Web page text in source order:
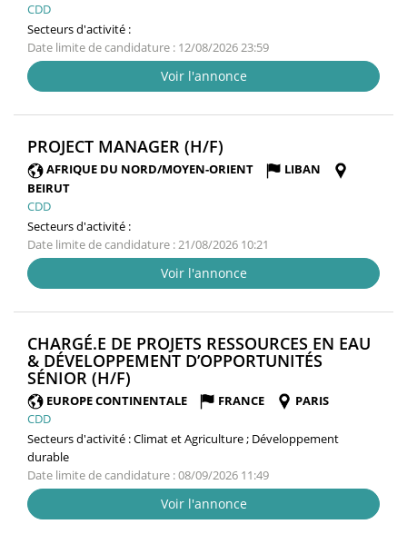
CDD
Secteurs d'activité :
Date limite de candidature : 12/08/2026 23:59
Voir l'annonce
PROJECT MANAGER (H/F)
FENÊTRE)
AFRIQUE DU NORD/MOYEN-ORIENT
LIBAN
BEIRUT
CDD
Secteurs d'activité :
Date limite de candidature : 21/08/2026 10:21
Voir l'annonce
CHARGÉ.E DE PROJETS RESSOURCES EN EAU
& DÉVELOPPEMENT D’OPPORTUNITÉS
SÉNIOR (H/F)
FENÊTRE)
EUROPE CONTINENTALE FRANCE
PARIS
CDD
Secteurs d'activité :Climat et Agriculture ; Développement
durable
Date limite de candidature : 08/09/2026 11:49
Voir l'annonce